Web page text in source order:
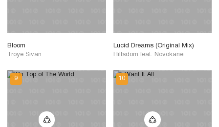
Bloom
Troye Sivan
Lucid Dreams (Original Mix)
Hillsdom feat. Novokane